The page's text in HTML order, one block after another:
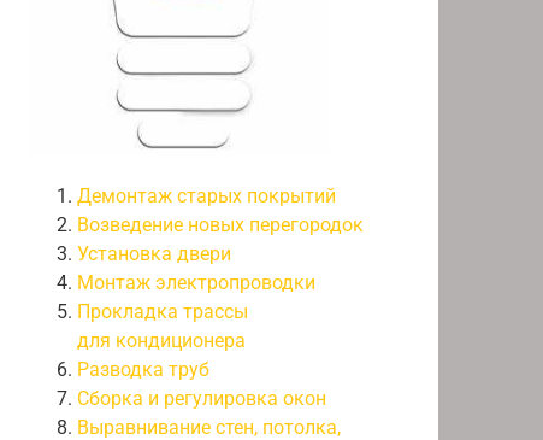
Демонтаж старых покрытий
Возведение новых перегородок
Установка двери
Монтаж электропроводки
Прокладка трассы
для кондиционера
Разводка труб
Сборка и регулировка окон
Выравнивание стен, потолка,